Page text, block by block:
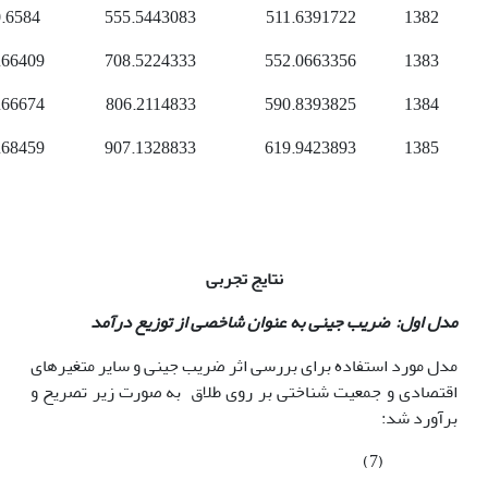
1382
511.6391722
555.5443083
1383
552.0663356
708.5224333
1384
590.8393825
806.2114833
1385
619.9423893
907.1328833
نتایج تجربی
مدل اول: ضریب جینی به عنوان شاخصی از توزیع درآمد
مدل مورد استفاده برای بررسی اثر ضریب جینی و سایر متغیرهای
اقتصادی و جمعیت شناختی بر روی طلاق به صورت زیر تصریح و
برآورد شد:
(7)